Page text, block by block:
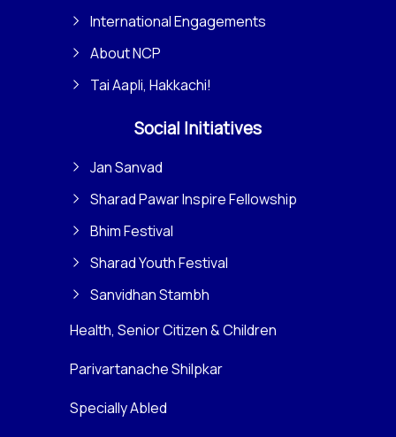
International Engagements
About NCP
Tai Aapli, Hakkachi!
Social Initiatives
Jan Sanvad
Sharad Pawar Inspire Fellowship
Bhim Festival
Sharad Youth Festival
Sanvidhan Stambh
Health, Senior Citizen & Children
Parivartanache Shilpkar
Specially Abled